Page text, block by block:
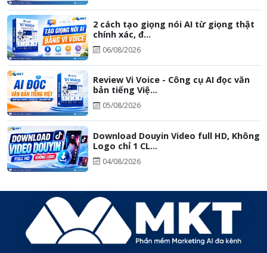
2 cách tạo giọng nói AI từ giọng thật
chính xác, đ...
06/08/2026
Review Vi Voice - Công cụ AI đọc văn
bản tiếng Việ...
05/08/2026
Download Douyin Video full HD, Không
Logo chỉ 1 CL...
04/08/2026